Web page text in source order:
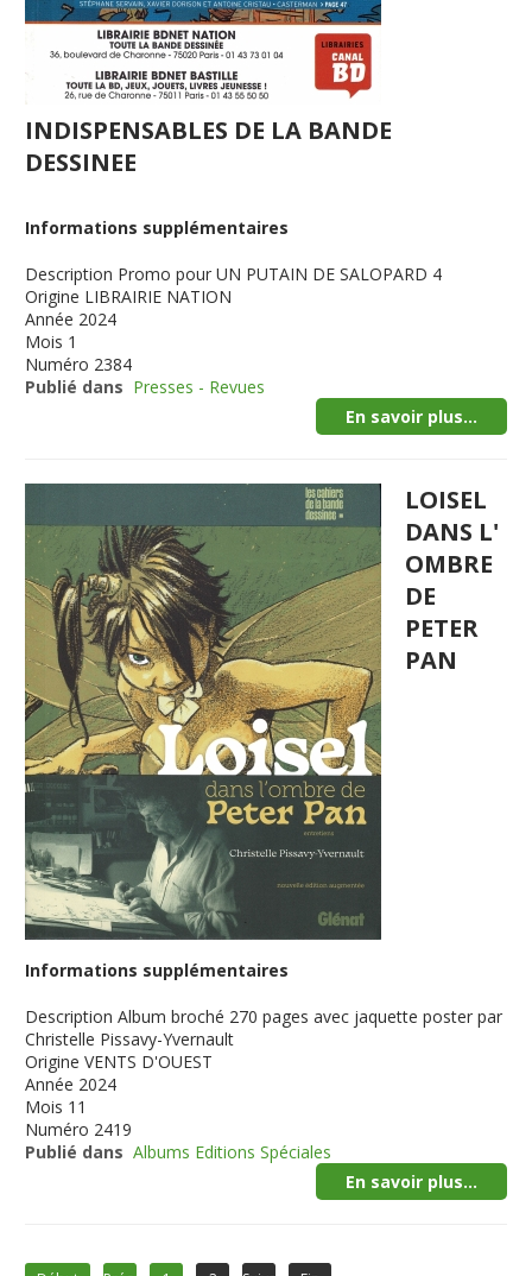
INDISPENSABLES DE LA BANDE
DESSINEE
Informations supplémentaires
Description Promo pour UN PUTAIN DE SALOPARD 4
Origine LIBRAIRIE NATION
Année 2024
Mois 1
Numéro 2384
Publié dans Presses - Revues
En savoir plus...
LOISEL
DANS L'
OMBRE
DE
PETER
PAN
Informations supplémentaires
Description Album broché 270 pages avec jaquette poster par
Christelle Pissavy-Yvernault
Origine VENTS D'OUEST
Année 2024
Mois 11
Numéro 2419
Publié dans Albums Editions Spéciales
En savoir plus...